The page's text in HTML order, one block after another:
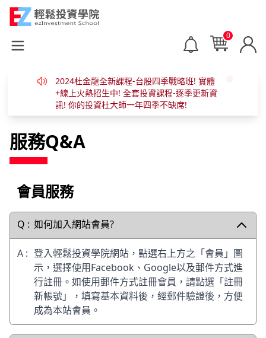
Open main menu
0
2024杜金龍全新課程-台股四季戰略班! 實體
+線上火熱招生中! 全套投資課程-逐季更新資
訊! 你的投資杜大師一年四季不缺席!
服務Q&A
會員服務
如何加入網站會員?
登入輕鬆投資學院網站，點選右上方之「會員」圖
示，選擇使用Facebook、Google以及郵件方式進
行註冊。如使用郵件方式註冊會員，請點選「註冊
新帳號」，填寫基本資料後，經郵件驗證後，方便
成為本站會員。